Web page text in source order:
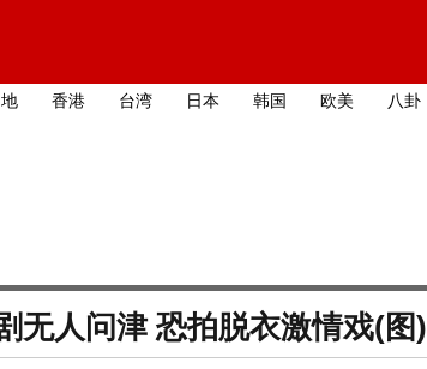
香港 台湾 日本 韩国 欧美 八卦
无人问津 恐拍脱衣激情戏(图)